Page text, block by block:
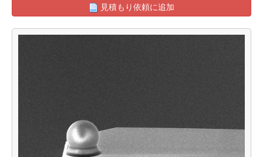
見積もり依頼に追加